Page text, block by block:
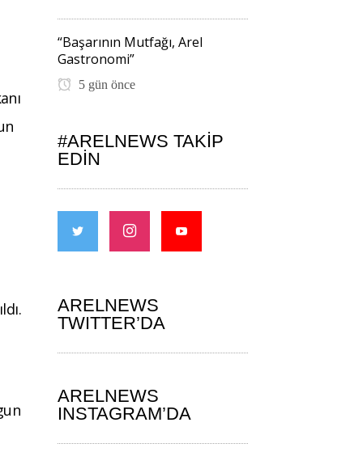
“Başarının Mutfağı, Arel
Gastronomi”
5 gün önce
#ARELNEWS TAKIP
EDIN
ARELNEWS
TWITTER’DA
ARELNEWS
INSTAGRAM’DA